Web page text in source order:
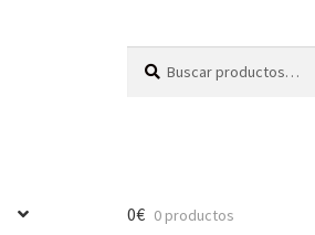
0€ 0 productos